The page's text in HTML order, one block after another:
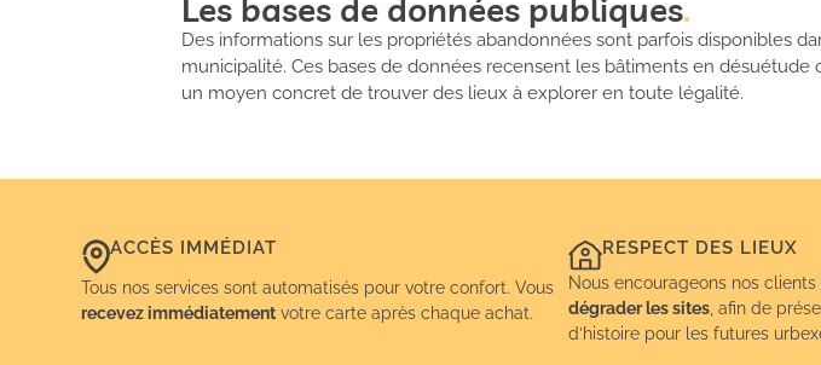
Les bases de données publiques
Des informations sur les propriétés abandonnées sont parfois disponibles
municipalité. Ces bases de données recensent les bâtiments en désuétude
un moyen concret de trouver des lieux à explorer en toute légalité.
ACCÈS IMMÉDIAT
Tous nos services sont automatisés pour votre confort. Vous
recevez immédiatement votre carte après chaque achat.
RESPECT DES LIEUX
Nous encourageons nos
dégrader les sites , afin de
d’histoire pour les futures